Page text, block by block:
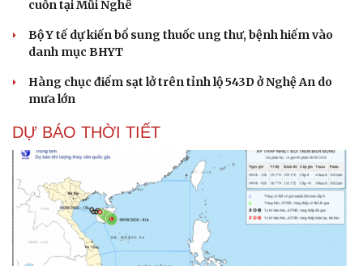
cuốn tại Mũi Nghê
Bộ Y tế dự kiến bổ sung thuốc ung thư, bệnh hiếm vào
danh mục BHYT
Hàng chục điểm sạt lở trên tỉnh lộ 543D ở Nghệ An do
mưa lớn
DỰ BÁO THỜI TIẾT